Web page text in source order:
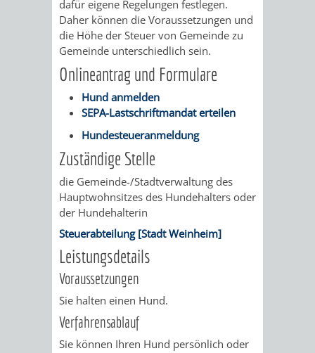
HILFE
MENSCHEN
MIT
BEHINDERUNG
MENSCHEN
MIT
DEMENZ
MIGRANTEN
/
FLÜCHTLINGE
BAUHERREN
BAUHERRENBERATUNG
GRUNDSTÜCKSWERTERMITTLUNG
DENKMALSCHUTZ
AUFGABEN
DER
UNTEREN
DENKMALSCHUTZBEHÖRDE
STEUERVORTEILE
SATZUNGEN
IM
BEREICH
VERKAUF
VERKAUF
STÄDTISCHER
BERATUNGSERGEBNISSE
TAGESORDNUNG
/
SITZUNGSUNTERLAGEN
UMLEGUNGSAUSSCHUSS
BERATENDE
AUSSCHÜSSE
dafür eigene Regelungen festlegen.
Daher können die Voraussetzungen und
die Höhe der Steuer von Gemeinde zu
Gemeinde unterschiedlich sein.
Onlineantrag und Formulare
Hund anmelden
SEPA-Lastschriftmandat erteilen
Hundesteueranmeldung
Zuständige Stelle
die Gemeinde-/Stadtverwaltung des
Hauptwohnsitzes des Hundehalters oder
der Hundehalterin
Steuerabteilung [Stadt Weinheim]
Leistungsdetails
Voraussetzungen
Sie halten einen Hund.
Verfahrensablauf
Sie können Ihren Hund persönlich oder